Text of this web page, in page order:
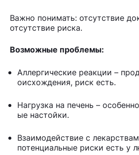
Важно понимать: отсутствие
отсутствие риска.
Возможные проблемы:
Аллергические реакции –
оисхождения, риск есть.
Нагрузка на печень –
ые настойки.
Взаимодействие с
потенциальные риски есть у